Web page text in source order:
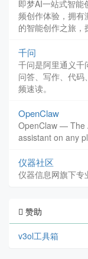
即梦AI一站式智能
频创作体验，拥有
的智能创作之旅，
千问
千问是阿里通义千
问答、写作、代
频速读。
OpenClaw
OpenClaw — The
assistant on any
仪器社区
仪器信息网旗下专
赞助
v3ol工具箱